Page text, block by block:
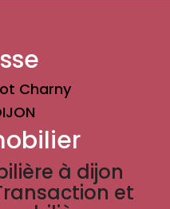
Charny
à dijon
et